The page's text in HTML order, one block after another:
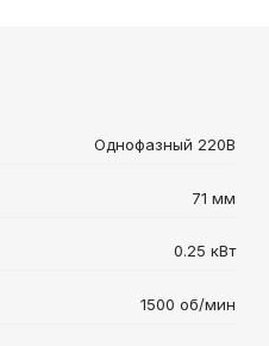
Однофазный 220В
71 мм
0.25 кВт
1500 об/мин